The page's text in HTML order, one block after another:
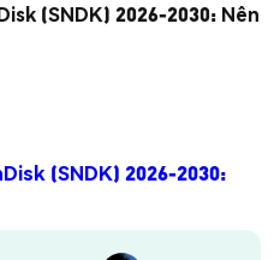
(SNDK) 2026-2030: Nên
(SNDK) 2026-2030: